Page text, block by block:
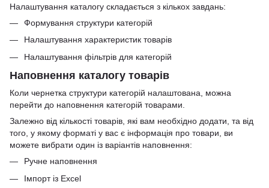
Налаштування каталогу складається з кількох завдань:
Формування структури категорій
Налаштування характеристик товарів
Налаштування фільтрів для категорій
Наповнення каталогу товарів
Коли чернетка структури категорій налаштована, можна
перейти до наповнення категорій товарами.
Залежно від кількості товарів, які вам необхідно додати, та від
того, у якому форматі у вас є інформація про товари, ви
можете вибрати один із варіантів наповнення:
Ручне наповнення
Імпорт із Excel